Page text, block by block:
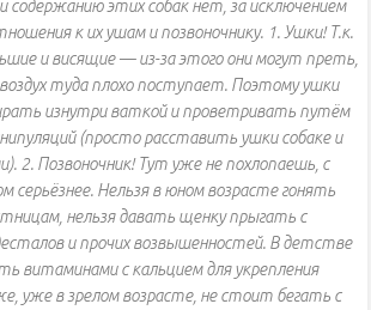
содержанию этих собак нет, за исключением
к их ушам и позвоночнику. 1. Ушки! Т.к.
и висящие — из-за этого они могут преть,
туда плохо поступает. Поэтому ушки
изнутри ваткой и проветривать путём
(просто расставить ушки собаке и
2. Позвоночник! Тут уже не похлопаешь, с
серьёзнее. Нельзя в юном возрасте гонять
нельзя давать щенку прыгать с
и прочих возвышенностей. В детстве
витаминами с кальцием для укрепления
уже в зрелом возрасте, не стоит бегать с